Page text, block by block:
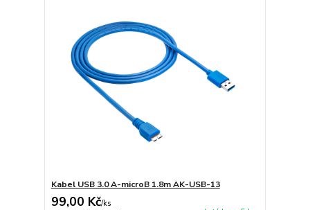
Kabel USB 3.0 A-microB 1.8m AK-USB-13
99,00 Kč/ks